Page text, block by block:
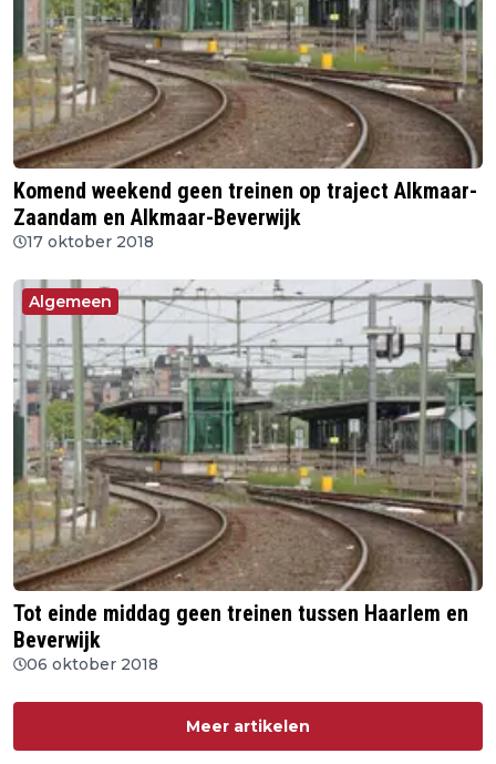
Komend weekend geen treinen op traject Alkmaar-
Zaandam en Alkmaar-Beverwijk
17 oktober 2018
Algemeen
Tot einde middag geen treinen tussen Haarlem en
Beverwijk
06 oktober 2018
Meer artikelen